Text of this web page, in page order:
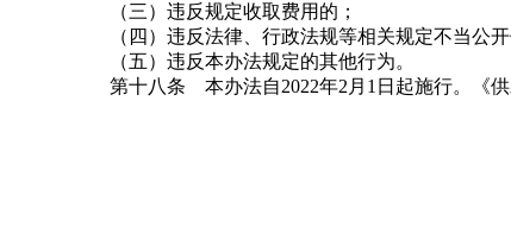
（三）违反规定收取费用的；
（四）违反法律、行政法规等相关规定不当公开
（五）违反本办法规定的其他行为。
第十八条 本办法自2022年2月1日起施行。《供